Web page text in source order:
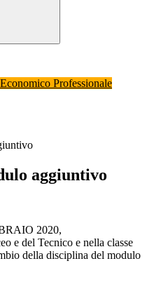
Professionale
aggiuntivo
2020,
e del Tecnico e nella classe
della disciplina del modulo